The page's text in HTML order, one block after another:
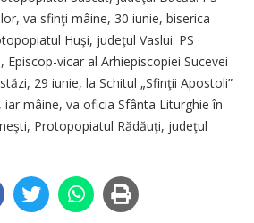
va sfinţi mâine, 30 iunie, biserica
Huşi, judeţul Vaslui. PS
vicar al Arhiepiscopiei Sucevei
29 iunie, la Schitul „Sfinţii Apostoli”
mâine, va oficia Sfânta Liturghie în
Protopopiatul Rădăuţi, judeţul